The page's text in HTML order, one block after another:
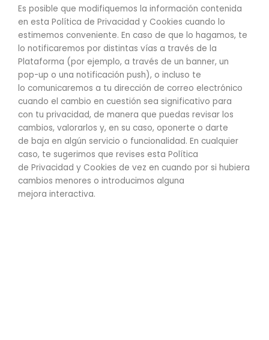
Es posible que modifiquemos la información contenida
en esta Política de Privacidad y Cookies cuando lo
estimemos conveniente. En caso de que lo hagamos, te
lo notificaremos por distintas vías a través de la
Plataforma (por ejemplo, a través de un banner, un
pop-up o una notificación push), o incluso te
lo comunicaremos a tu dirección de correo electrónico
cuando el cambio en cuestión sea significativo para
con tu privacidad, de manera que puedas revisar los
cambios, valorarlos y, en su caso, oponerte o darte
de baja en algún servicio o funcionalidad. En cualquier
caso, te sugerimos que revises esta Política
de Privacidad y Cookies de vez en cuando por si hubiera
cambios menores o introducimos alguna
mejora interactiva.